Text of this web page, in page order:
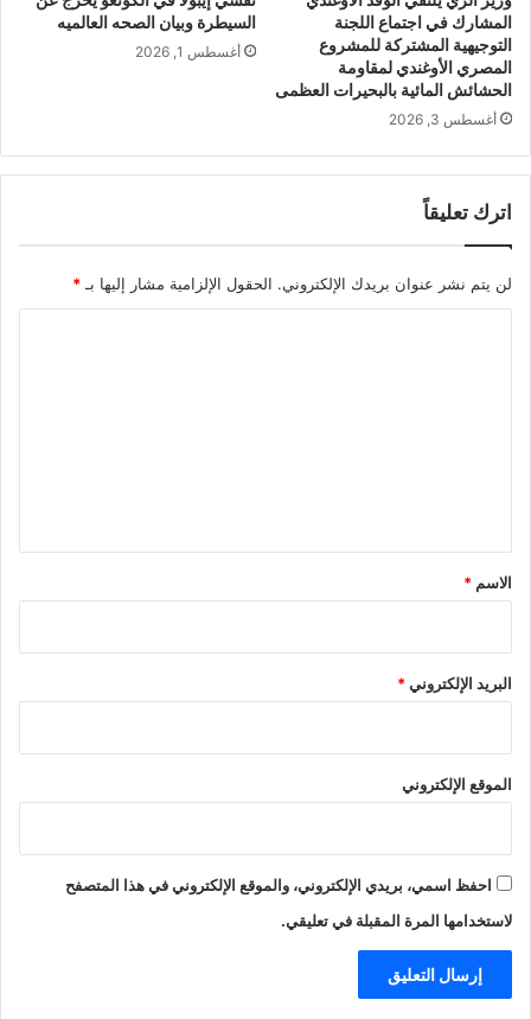
المشارك في اجتماع اللجنة
التوجيهية المشتركة للمشروع
المصري الأوغندي لمقاومة
الحشائش المائية بالبحيرات العظمى
أغسطس 3, 2026
السيطرة وبيان الصحه العالميه
أغسطس 1, 2026
اترك تعليقاً
لن يتم نشر عنوان بريدك الإلكتروني. الحقول الإلزامية مشار إليها بـ *
*
الاسم *
البريد الإلكتروني*
الموقع الإلكتروني
احفظ اسمي، بريدي الإلكتروني، والموقع الإلكتروني في هذا المتصفح
لاستخدامها المرة المقبلة في تعليقي.